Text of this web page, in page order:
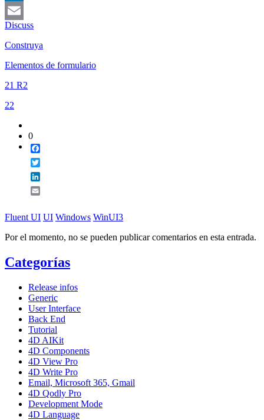
LinkedIn
Email
Discuss
Construya
Elementos de formulario
21 R2
22
0
Fluent UI UI Windows WinUI3
Por el momento, no se pueden publicar comentarios en esta entrada.
Categorías
Release infos
Generic
User Interface
Back End
Tutorial
4D AIKit
4D Components
4D View Pro
4D Write Pro
Email, Microsoft 365, Gmail
4D Qodly Pro
Development Mode
4D Language